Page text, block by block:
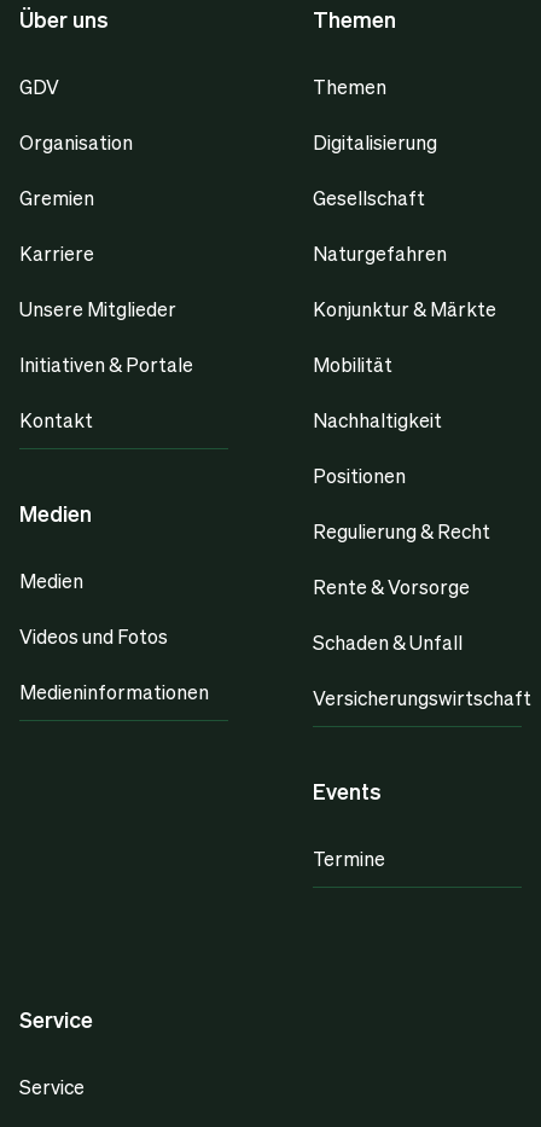
Über uns
GDV
Organisation
Gremien
Karriere
Unsere Mitglieder
Initiativen & Portale
Kontakt
Medien
Medien
Videos und Fotos
Medieninformationen
Themen
Themen
Digitalisierung
Gesellschaft
Naturgefahren
Konjunktur & Märkte
Mobilität
Nachhaltigkeit
Positionen
Regulierung & Recht
Rente & Vorsorge
Schaden & Unfall
Versicherungswirtschaft
Events
Termine
Service
Service